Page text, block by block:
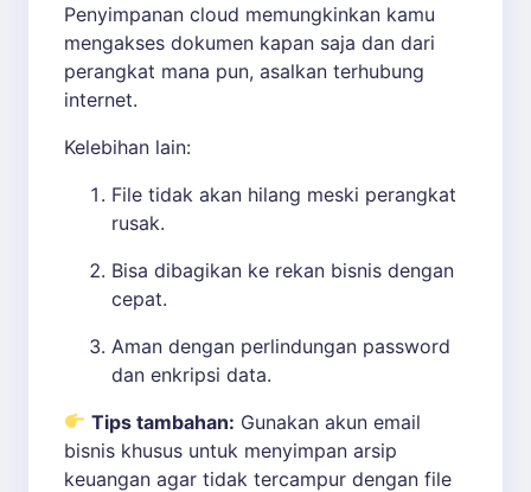
Penyimpanan cloud memungkinkan kamu
mengakses dokumen kapan saja dan dari
perangkat mana pun, asalkan terhubung
internet.
Kelebihan lain:
File tidak akan hilang meski perangkat
rusak.
Bisa dibagikan ke rekan bisnis dengan
cepat.
Aman dengan perlindungan password
dan enkripsi data.
Tips tambahan: Gunakan akun email
bisnis khusus untuk menyimpan arsip
keuangan agar tidak tercampur dengan file